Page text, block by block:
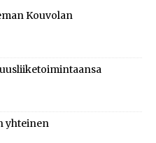
Kouvolan
yhteinen